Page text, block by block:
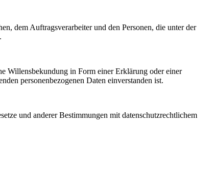
dem Auftragsverarbeiter und den Personen, die unter der
Willensbekundung in Form einer Erklärung oder einer
personenbezogenen Daten einverstanden ist.
und anderer Bestimmungen mit datenschutzrechtlichem